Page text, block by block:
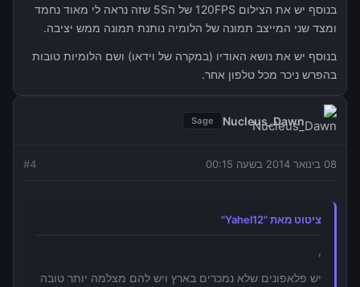
בנוסף יש את הצילום 120FPS של ה5S שזה נראה לי מאוד נחמד
ומצד שני המייצב תמונה של הלומיה נותנת תמונה ממש יציבה.
בנוסף יש את נושא האודיו (במקרה של וידאו) ושם הלומיות טובות
בהפרש ניכר מכל טלפון אחר.
Nucleus_Dawn
Sage
08 בינואר 2014 בשעה 00:15 #4
ציטוט מאת "Yahel12"
,
יש פלאפונים שלא נמכרים בארץ ויש להם מצלמה יותר טובה